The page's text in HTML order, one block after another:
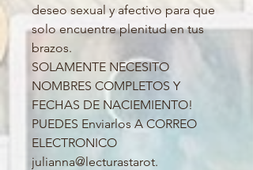
deseo sexual y afectivo para que
solo encuentre plenitud en tus
brazos.
SOLAMENTE NECESITO
NOMBRES COMPLETOS Y
FECHAS DE NACIEMIENTO!
PUEDES Enviarlos A CORREO
ELECTRONICO
julianna@lecturastarot.